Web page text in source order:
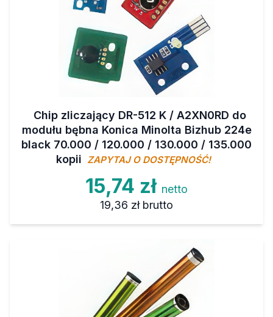
Chip zliczający DR-512 K / A2XN0RD do
modułu bębna Konica Minolta Bizhub 224e
black 70.000 / 120.000 / 130.000 / 135.000
kopii ZAPYTAJ O DOSTĘPNOŚĆ!
15,74 zł netto
19,36 zł brutto